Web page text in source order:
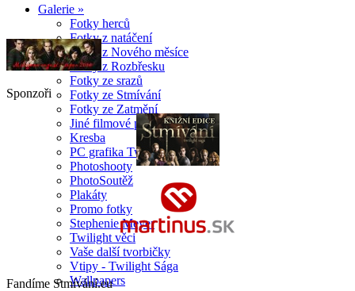
Galerie »
Fotky herců
Fotky z natáčení
Fotky z Nového měsíce
Fotky z Rozbřesku
Fotky ze srazů
Fotky ze Stmívání
Fotky ze Zatmění
Jiné filmové projekty herců
Kresba
PC grafika Twilight
Photoshooty
PhotoSoutěž
Plakáty
Promo fotky
Stephenie Meyer
Twilight věci
Vaše další tvorbičky
Vtipy - Twilight Sága
Wallpapers
Sponzoři
Fandíme Stmívání.eu